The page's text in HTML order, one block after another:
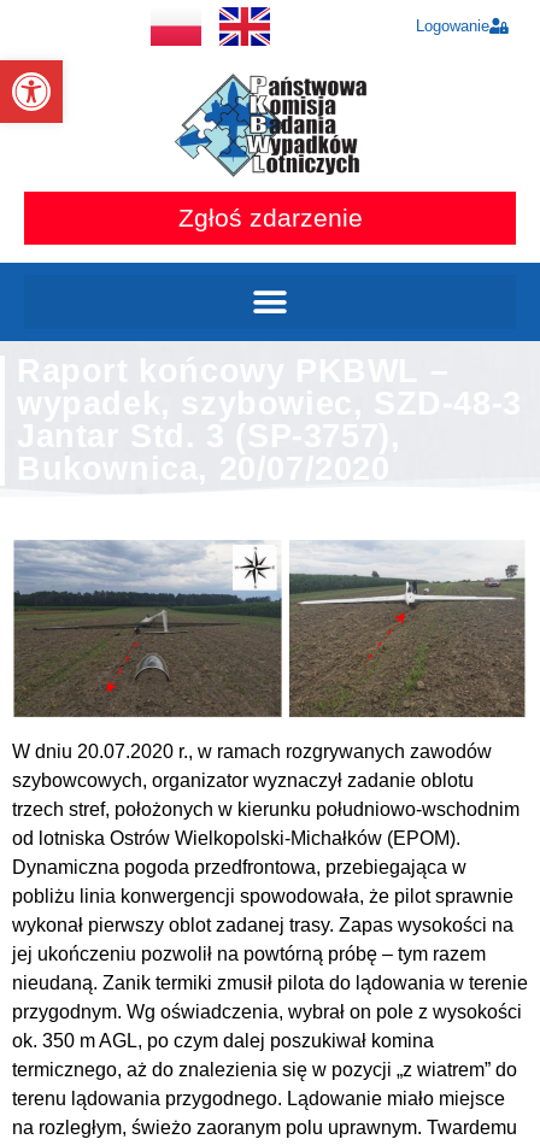
Otwórz pasek narzędzi
Logowanie
Zgłoś zdarzenie
Raport końcowy PKBWL –
wypadek, szybowiec, SZD-48-3
Jantar Std. 3 (SP-3757),
Bukownica, 20/07/2020
W dniu 20.07.2020 r., w ramach rozgrywanych zawodów
szybowcowych, organizator wyznaczył zadanie oblotu
trzech stref, położonych w kierunku południowo-wschodnim
od lotniska Ostrów Wielkopolski-Michałków (EPOM).
Dynamiczna pogoda przedfrontowa, przebiegająca w
pobliżu linia konwergencji spowodowała, że pilot sprawnie
wykonał pierwszy oblot zadanej trasy. Zapas wysokości na
jej ukończeniu pozwolił na powtórną próbę – tym razem
nieudaną. Zanik termiki zmusił pilota do lądowania w terenie
przygodnym. Wg oświadczenia, wybrał on pole z wysokości
ok. 350 m AGL, po czym dalej poszukiwał komina
termicznego, aż do znalezienia się w pozycji „z wiatrem” do
terenu lądowania przygodnego. Lądowanie miało miejsce
na rozległym, świeżo zaoranym polu uprawnym. Twardemu